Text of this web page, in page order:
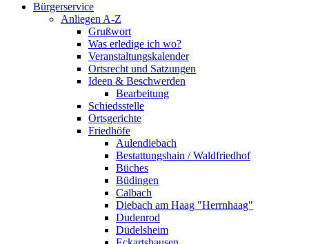
Bürgerservice
Anliegen A-Z
Grußwort
Was erledige ich wo?
Veranstaltungskalender
Ortsrecht und Satzungen
Ideen & Beschwerden
Bearbeitung
Schiedsstelle
Ortsgerichte
Friedhöfe
Aulendiebach
Bestattungshain / Waldfriedhof
Büches
Büdingen
Calbach
Diebach am Haag "Herrnhaag"
Dudenrod
Düdelsheim